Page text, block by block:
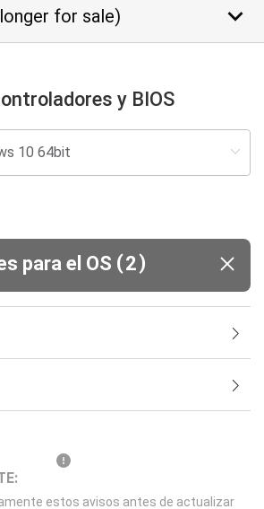
for sale) keyboard_arrow_down
y BIOS
para el OS (2)
estos avisos antes de actualizar